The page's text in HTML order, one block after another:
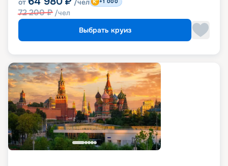
от /чел
72 200₽ /чел
Выбрать круиз